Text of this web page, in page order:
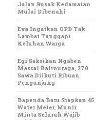
Jalan Rusak Kedamaian
Mulai Dibenahi
Eva Ingatkan OPD Tak
Lambat Tanggapi
Keluhan Warga
Egi Saksikan Ngaben
Massal Balinuraga, 270
Sawa Diikuti Ribuan
Pengunjung
Bapenda Baru Siapkan 45
Water Meter, Munir
Minta Seluruh Wajib